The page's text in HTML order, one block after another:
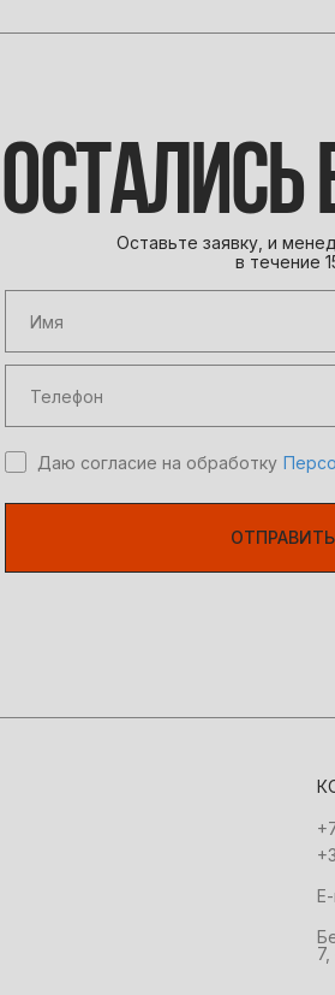
Оставьте заявку, и
в течение
Даю согласие на обработку